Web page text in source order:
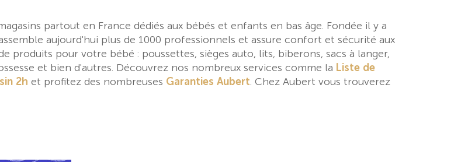
partout en France dédiés aux bébés et enfants en bas âge. Fondée il y a
aujourd'hui plus de 1000 professionnels et assure confort et sécurité aux
produits pour votre bébé : poussettes, sièges auto, lits, biberons, sacs à langer,
et bien d'autres. Découvrez nos nombreux services comme la Liste de
2h et profitez des nombreuses Garanties Aubert. Chez Aubert vous trouverez